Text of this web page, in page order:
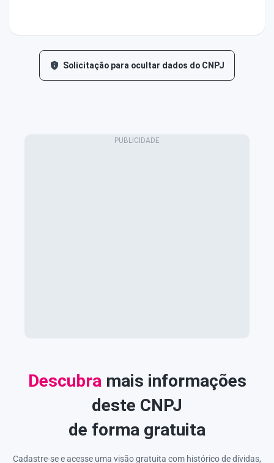
Solicitação para ocultar dados do CNPJ
Descubra mais informações
deste CNPJ
de forma gratuita
Cadastre-se e acesse uma visão gratuita com histórico de dívidas,